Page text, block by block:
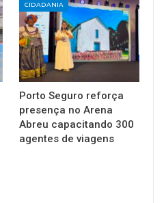
CIDADANIA
Porto Seguro reforça
presença no Arena
Abreu capacitando 300
agentes de viagens